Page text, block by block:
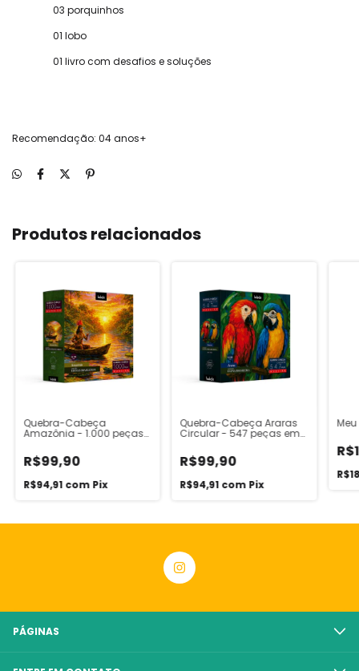
03 porquinhos
01 lobo
01 livro com desafios e soluções
Recomendação: 04 anos+
Produtos relacionados
Quebra-Cabeça
Amazônia - 1.000 peças
Kidults
R$99,90
R$94,91 com Pix
Quebra-Cabeça Araras
Circular - 547 peças em
R$99,90
R$94,91 com Pix
PÁGINAS